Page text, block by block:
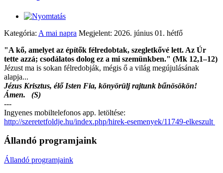
Kategória: A mai napra Megjelent: 2026. június 01. hétfő
"A kő, amelyet az építők félredobtak, szegletkővé lett. Az Úr
tette azzá; csodálatos dolog ez a mi szemünkben." (Mk 12,1–12)
Jézust ma is sokan félredobják, mégis ő a világ megújulásának
alapja...
Jézus Krisztus, élő Isten Fia, könyörülj rajtunk bűnösökön!
Ámen. (S)
---
Ingyenes mobiltelefonos app. letöltése:
http://szeretetfoldje.hu/index.php/hirek-esemenyek/11749-elkeszult
Állandó programjaink
Állandó programjaink